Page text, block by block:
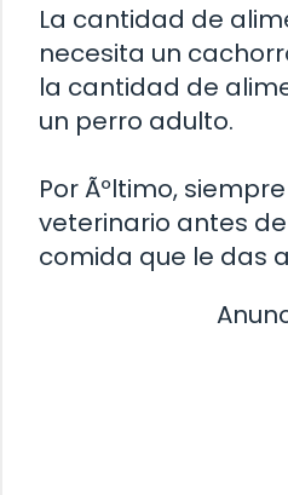
La cantidad de
necesita un
la cantidad de
un perro adulto.
Por Ãºltimo,
veterinario antes
comida que le das